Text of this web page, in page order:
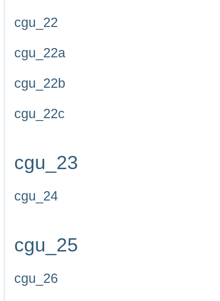
cgu_22
cgu_22a
cgu_22b
cgu_22c
cgu_23
cgu_24
cgu_25
cgu_26